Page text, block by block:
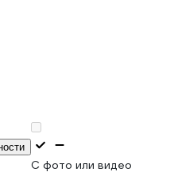
С фото или видео